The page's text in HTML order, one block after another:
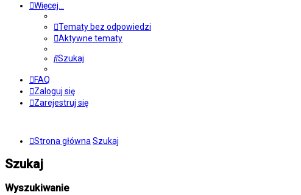
Więcej…
Tematy bez odpowiedzi
Aktywne tematy
Szukaj
FAQ
Zaloguj się
Zarejestruj się
Strona główna Szukaj
Szukaj
Wyszukiwanie